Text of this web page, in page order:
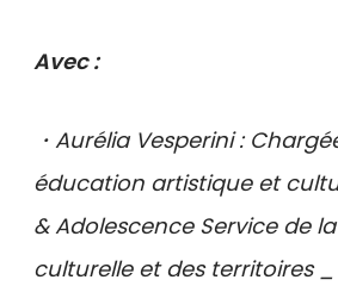
Avec :
・Aurélia Vesperini :
éducation artistique et
& Adolescence Service de
culturelle et des territoires